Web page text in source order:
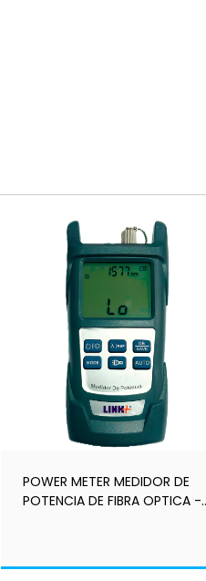
POWER METER MEDIDOR DE
POTENCIA DE FIBRA OPTICA -